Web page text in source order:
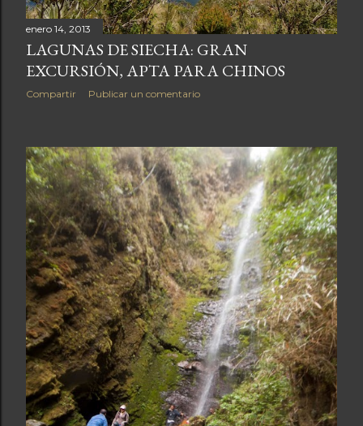
enero 14, 2013
LAGUNAS DE SIECHA: GRAN
EXCURSIÓN, APTA PARA CHINOS
Compartir Publicar un comentario